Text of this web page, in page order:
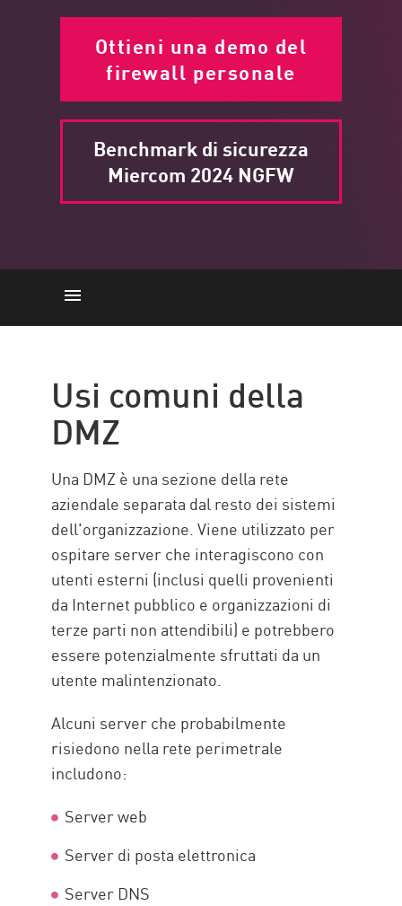
Ottieni una demo del
firewall personale
Benchmark di sicurezza
Miercom 2024 NGFW
della DMZ
Importanza della DMZ
perimetrale
Firewall basato su IA di Check
Point
Risorse
Usi comuni della
DMZ
Una DMZ è una sezione della rete
aziendale separata dal resto dei sistemi
dell'organizzazione. Viene utilizzato per
ospitare server che interagiscono con
utenti esterni (inclusi quelli provenienti
da Internet pubblico e organizzazioni di
terze parti non attendibili) e potrebbero
essere potenzialmente sfruttati da un
utente malintenzionato.
Alcuni server che probabilmente
risiedono nella rete perimetrale
includono:
Server web
Server di posta elettronica
Server DNS